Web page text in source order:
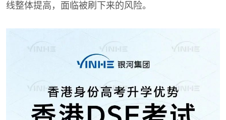
线整体提高，面临被刷下来的风险。